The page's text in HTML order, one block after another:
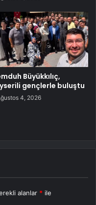
Büyükkılıç,
gençlerle buluştu
4, 2026
alanlar * ile